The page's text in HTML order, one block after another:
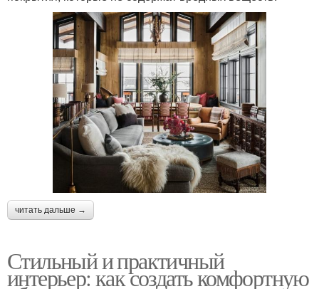
читать дальше →
Стильный и практичный
интерьер: как создать комфортную